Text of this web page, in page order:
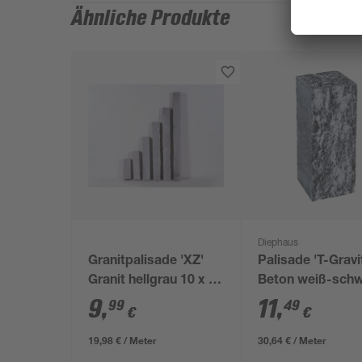
Ähnliche Produkte
Granitpalisade 'XZ'
Granit hellgrau 10 x 10
x 50 cm
9,99 €
19,98 € / Meter
Diephaus
Palisade 'T-
Beton weiß-
15 x 37,5 x 12,5
11,49 €
30,64 € / Meter